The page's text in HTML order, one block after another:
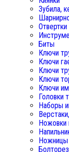
Зубила,
Отвертки
Биты
Ключи
Ключи
Ключи
Ключи
Ключи
Головки
Наборы
Ножовки
Ножницы